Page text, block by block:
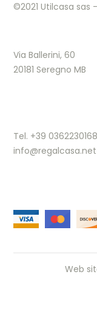
©2021 Utilcasa sas
Via Ballerini, 60
20181 Seregno MB
Tel. +39 0362230168
info@regalcasa.net
Web